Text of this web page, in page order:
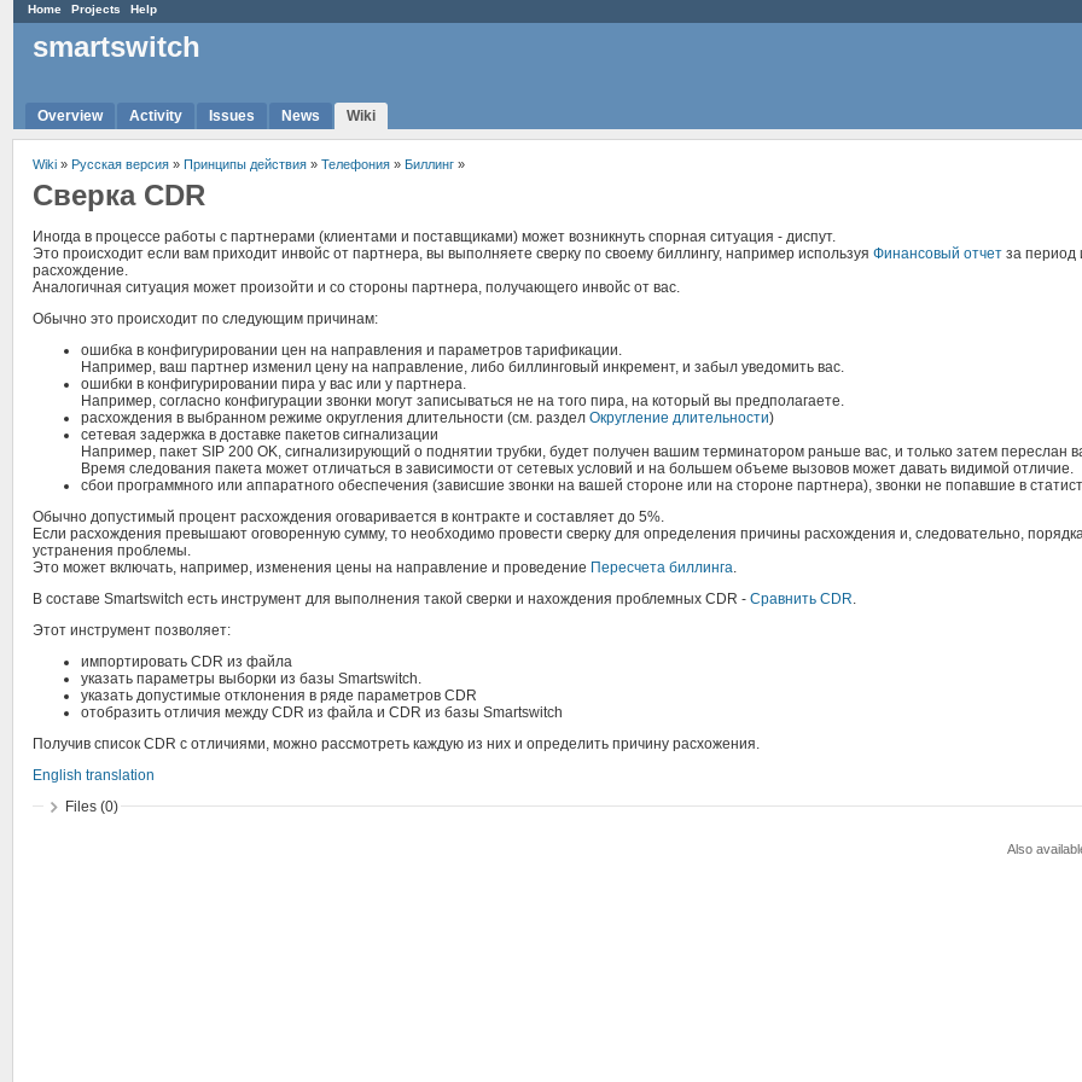
Home Projects Help
smartswitch
Overview Activity Issues News Wiki
Wiki » Русская версия » Принципы действия » Телефония » Биллинг »
Сверка CDR
Иногда в процессе работы с партнерами (клиентами и поставщиками) может возникнуть спорная ситуация - диспут.
Это происходит если вам приходит инвойс от партнера, вы выполняете сверку по своему биллингу, например используя Финансовый отчет за период
расхождение.
Аналогичная ситуация может произойти и со стороны партнера, получающего инвойс от вас.
Обычно это происходит по следующим причинам:
ошибка в конфигурировании цен на направления и параметров тарификации.
Например, ваш партнер изменил цену на направление, либо биллинговый инкремент, и забыл уведомить вас.
ошибки в конфигурировании пира у вас или у партнера.
Например, согласно конфигурации звонки могут записываться не на того пира, на который вы предполагаете.
расхождения в выбранном режиме округления длительности (см. раздел Округление длительности)
сетевая задержка в доставке пакетов сигнализации
Например, пакет SIP 200 OK, сигнализирующий о поднятии трубки, будет получен вашим терминатором раньше вас, и только затем переслан
Время следования пакета может отличаться в зависимости от сетевых условий и на большем объеме вызовов может давать видимой отличие.
сбои программного или аппаратного обеспечения (зависшие звонки на вашей стороне или на стороне партнера), звонки не попавшие в
Обычно допустимый процент расхождения оговаривается в контракте и составляет до 5%.
Если расхождения превышают оговоренную сумму, то необходимо провести сверку для определения причины расхождения и, следовательно,
устранения проблемы.
Это может включать, например, изменения цены на направление и проведение Пересчета биллинга.
В составе Smartswitch есть инструмент для выполнения такой сверки и нахождения проблемных CDR - Сравнить CDR.
Этот инструмент позволяет:
импортировать CDR из файла
указать параметры выборки из базы Smartswitch.
указать допустимые отклонения в ряде параметров CDR
отобразить отличия между CDR из файла и CDR из базы Smartswitch
Получив список CDR с отличиями, можно рассмотреть каждую из них и определить причину расхожения.
English translation
Files (0)
Also